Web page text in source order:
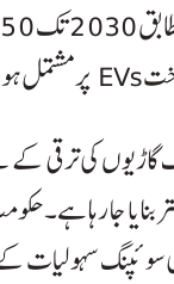
گاڑیوں کی ترقی
بنایا جا رہا
سوئپنگ سہولیات